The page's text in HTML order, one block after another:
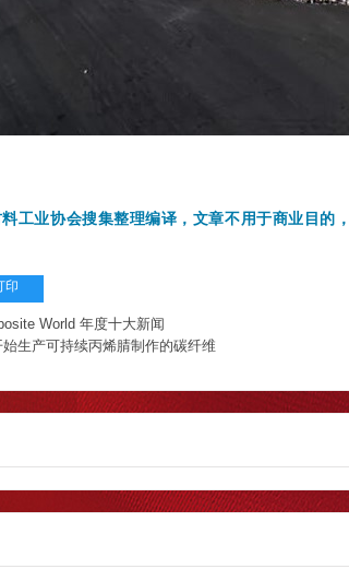
工业协会搜集整理编译 ，文章不用于商业目的
印
World 年度十大新闻
生产可持续丙烯腈制作的碳纤维